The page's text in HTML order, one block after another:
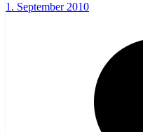
1. September 2010